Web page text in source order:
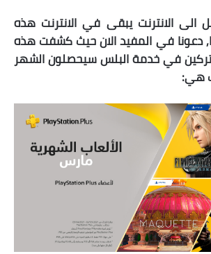
الى الانترنت يبقى في الانترنت هذه
دعونا في المفيد الان حيث كشفت هذه
في خدمة البلس سيحصلون الشهر